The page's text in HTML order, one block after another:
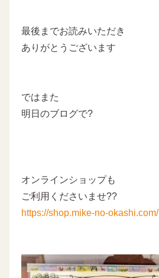
最後までお読みいただき
ありがとうございます
ではまた
明日のブログで?
オンラインショップも
ご利用くださいませ??
https://shop.mike-no-okashi.com/